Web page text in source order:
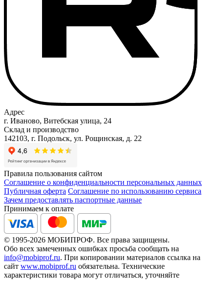
Адрес
г. Иваново, Витебская улица, 24
Склад и производство
142103, г. Подольск, ул. Рощинская, д. 22
Правила пользования сайтом
Соглашение о конфиденциальности персональных данных
Публичная оферта Соглашение по использованию сервиса
Зачем предоставлять паспортные данные
Принимаем к оплате
© 1995-2026 МОБИПРОФ. Все права защищены.
Обо всех замеченных ошибках просьба сообщать на
info@mobiprof.ru. При копировании материалов ссылка на
сайт www.mobiprof.ru обязательна. Технические
характеристики товара могут отличаться, уточняйте